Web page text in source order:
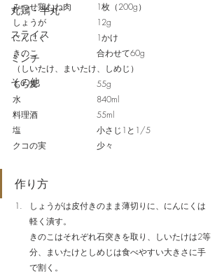
丸鶏・半丸
スライス
ミンチ
その他
みつせ鶏むね肉　　　1枚（200g）
しょうが　　　　　　12g
にんにく　　　　　　1かけ
きのこ　　　　　　　合わせて60g
（しいたけ、まいたけ、しめじ）
もち麦　　　　　　　55g
水　　　　　　　　　840ml
料理酒　　　　　　　55ml
塩　　　　　　　　　小さじ1と1/5
クコの実　　　　　　少々
作り方
しょうがは皮付きのまま薄切りに、にんにくは
軽く潰す。
きのこはそれぞれ石突きを取り、しいたけは2等
分、まいたけとしめじは食べやすい大きさに手
で割く。